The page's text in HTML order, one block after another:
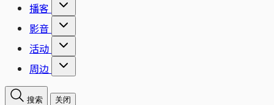
播客
影音
活动
周边
搜索 关闭